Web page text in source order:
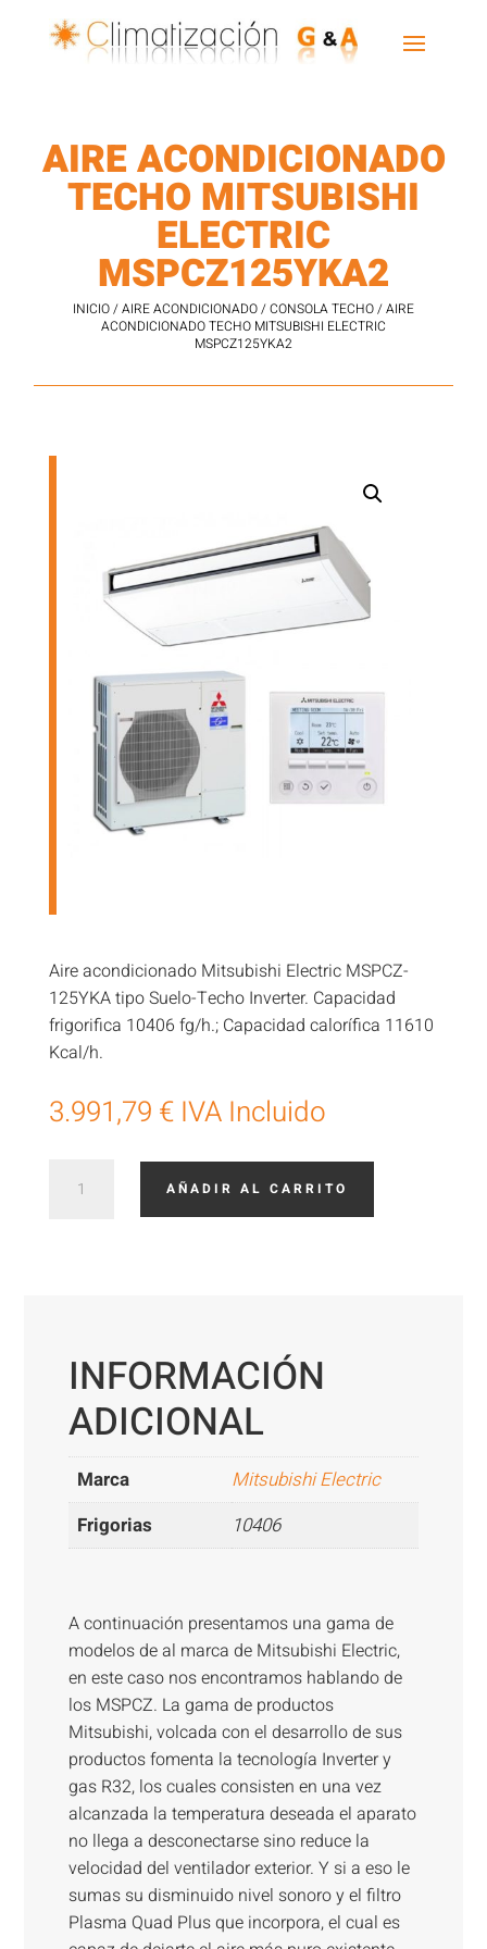
AIRE ACONDICIONADO
TECHO MITSUBISHI
ELECTRIC
MSPCZ125YKA2
INICIO/AIRE ACONDICIONADO/CONSOLA TECHO/ AIRE
ACONDICIONADO TECHO MITSUBISHI ELECTRIC
MSPCZ125YKA2
Aire acondicionado Mitsubishi Electric MSPCZ-
125YKA tipo Suelo-Techo Inverter. Capacidad
frigorifica 10406 fg/h.; Capacidad calorífica 11610
Kcal/h.
3.991,79 € IVA Incluido
AcondicionadoAÑADIR AL CARRITO
INFORMACIÓN
ADICIONAL
Marca
Mitsubishi Electric
Frigorias
10406
A continuación presentamos una gama de
modelos de al marca de Mitsubishi Electric,
en este caso nos encontramos hablando de
los MSPCZ. La gama de productos
Mitsubishi, volcada con el desarrollo de sus
productos fomenta la tecnología Inverter y
gas R32, los cuales consisten en una vez
alcanzada la temperatura deseada el aparato
no llega a desconectarse sino reduce la
velocidad del ventilador exterior. Y si a eso le
sumas su disminuido nivel sonoro y el filtro
Plasma Quad Plus que incorpora, el cual es